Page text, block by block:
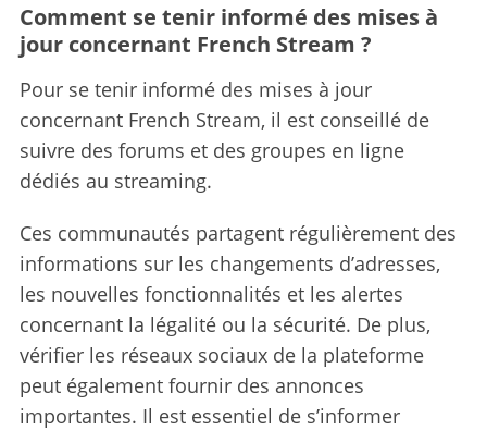
Comment se tenir informé des mises à
jour concernant French Stream ?
Pour se tenir informé des mises à jour
concernant French Stream, il est conseillé de
suivre des forums et des groupes en ligne
dédiés au streaming.
Ces communautés partagent régulièrement des
informations sur les changements d’adresses,
les nouvelles fonctionnalités et les alertes
concernant la légalité ou la sécurité. De plus,
vérifier les réseaux sociaux de la plateforme
peut également fournir des annonces
importantes. Il est essentiel de s’informer